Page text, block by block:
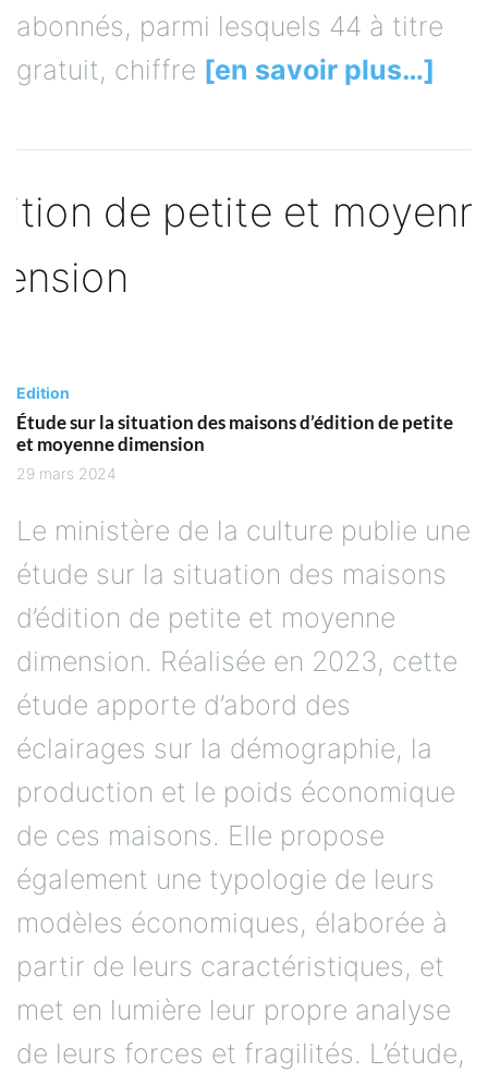
abonnés, parmi lesquels 44 à titre
gratuit, chiffre [en savoir plus…]
Edition
Étude sur la situation des maisons d’édition de petite
et moyenne dimension
29 mars 2024
Le ministère de la culture publie une
étude sur la situation des maisons
d’édition de petite et moyenne
dimension. Réalisée en 2023, cette
étude apporte d’abord des
éclairages sur la démographie, la
production et le poids économique
de ces maisons. Elle propose
également une typologie de leurs
modèles économiques, élaborée à
partir de leurs caractéristiques, et
met en lumière leur propre analyse
de leurs forces et fragilités. L’étude,